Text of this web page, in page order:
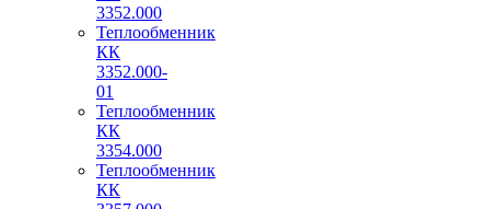
3352.000
Теплообменник
КК
3352.000-
01
Теплообменник
КК
3354.000
Теплообменник
КК